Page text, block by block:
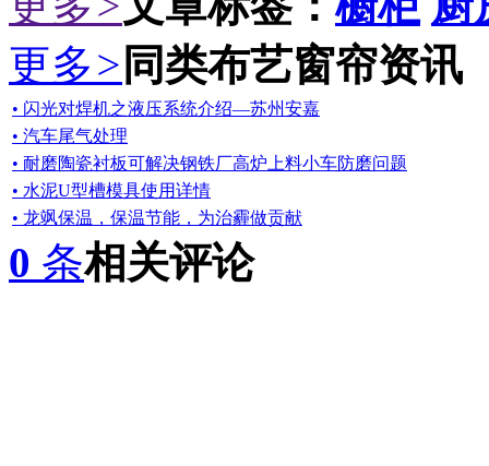
更多> 同类布艺窗帘资讯
• 闪光对焊机之液压系统介绍—苏州安嘉
• 汽车尾气处理
• 耐磨陶瓷衬板可解决钢铁厂高炉上料小车防磨问题
• 水泥U型槽模具使用详情
• 龙飒保温，保温节能，为治霾做贡献
0 条相关评论